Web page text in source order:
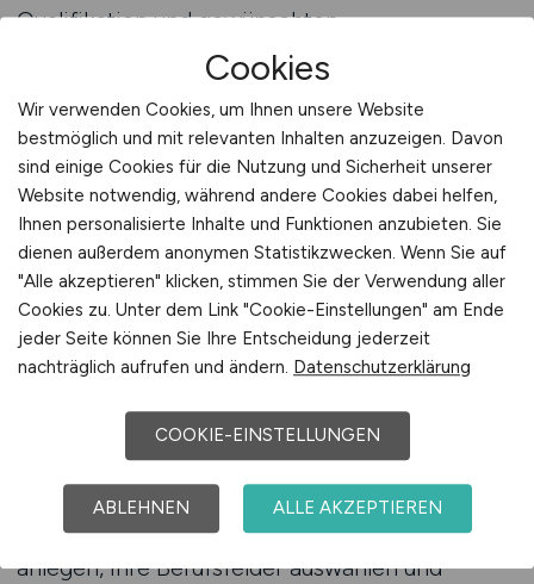
Qualifikation und gewünschten
Tätigkeitsfeldern anpassen, wodurch sich die
Suche effizient gestalten lässt. Der Jobfinder ist
ideal für alle, die regelmäßig aktuelle
Ausschreibungen erhalten und ihre Karriere
aktiv planen möchten.
Durch die stetig wachsende Nachfrage nach
Fachpersonal werden viele Positionen nur für
kurze Zeit ausgeschrieben. Mit dem Jobfinder
bleiben Bewerber stets informiert und können
schnell reagieren. Dies verschafft ihnen einen
entscheidenden Vorteil im Wettbewerb um
attraktive Stellen.
Wie funktioniert der Jobfinder?
Nach der Registrierung können Nutzer ihr Profil
anlegen, ihre Berufsfelder auswählen und
Cookies
Wir verwenden Cookies, um Ihnen unsere Website
bestmöglich und mit relevanten Inhalten anzuzeigen. Davon
sind einige Cookies für die Nutzung und Sicherheit unserer
Website notwendig, während andere Cookies dabei helfen,
Ihnen personalisierte Inhalte und Funktionen anzubieten. Sie
dienen außerdem anonymen Statistikzwecken. Wenn Sie auf
"Alle akzeptieren" klicken, stimmen Sie der Verwendung aller
Cookies zu. Unter dem Link "Cookie-Einstellungen" am Ende
jeder Seite können Sie Ihre Entscheidung jederzeit
nachträglich aufrufen und ändern. Datenschutzerklärung
COOKIE-EINSTELLUNGEN
ABLEHNEN ALLE AKZEPTIEREN